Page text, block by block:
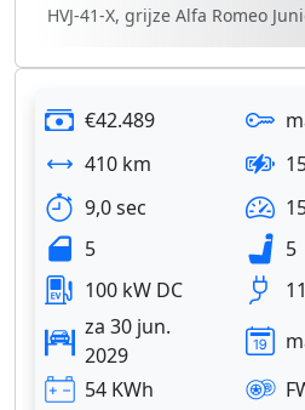
HVJ-41-X, grijze Alfa Romeo
€42.489
410 km
9,0 sec
5
5
100 kW DC
za 30 jun.
2029
54 KWh